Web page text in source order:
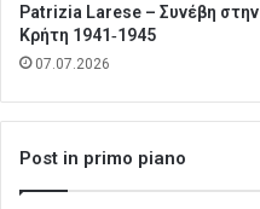
Patrizia Larese – Συνέβη στην
Κρήτη 1941‑1945
07.07.2026
Post in primo piano